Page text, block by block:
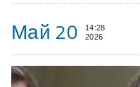
Май 20
14:28
2026